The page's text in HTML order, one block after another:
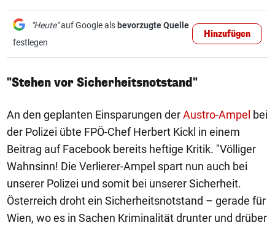
"Heute"auf Google als bevorzugte Quelle
festlegen
Hinzufügen
"Stehen vor Sicherheitsnotstand"
An den geplanten Einsparungen derAustro-Ampel bei
der Polizei übte FPÖ-Chef Herbert Kickl in einem
Beitrag auf Facebook bereits heftige Kritik. "Völliger
Wahnsinn! Die Verlierer-Ampel spart nun auch bei
unserer Polizei und somit bei unserer Sicherheit.
Österreich droht ein Sicherheitsnotstand – gerade für
Wien, wo es in Sachen Kriminalität drunter und drüber